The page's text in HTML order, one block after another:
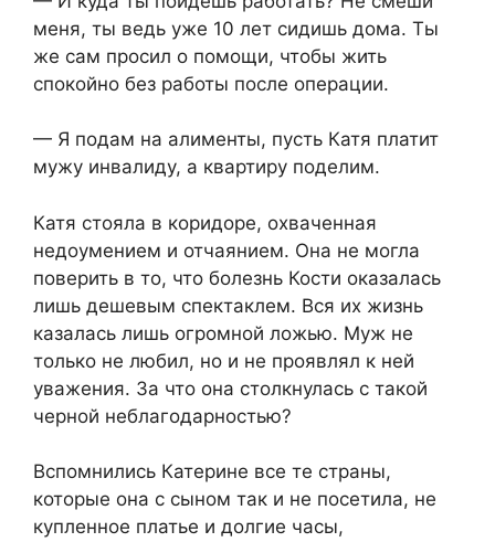
меня, ты ведь уже 10 лет сидишь дома. Ты
же сам просил о помощи, чтобы жить
спокойно без работы после операции.
— Я подам на алименты, пусть Катя платит
мужу инвалиду, а квартиру поделим.
Катя стояла в коридоре, охваченная
недоумением и отчаянием. Она не могла
поверить в то, что болезнь Кости оказалась
лишь дешевым спектаклем. Вся их жизнь
казалась лишь огромной ложью. Муж не
только не любил, но и не проявлял к ней
уважения. За что она столкнулась с такой
черной неблагодарностью?
Вспомнились Катерине все те страны,
которые она с сыном так и не посетила, не
купленное платье и долгие часы,